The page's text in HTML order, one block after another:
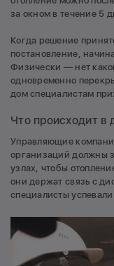
за окном в течение 5
Когда решение
постановление,
Физически — нет
одновременно
дом специалистам
Что происходит в
Управляющие
организаций должны
узлах, чтобы
они держат связь с
специалисты